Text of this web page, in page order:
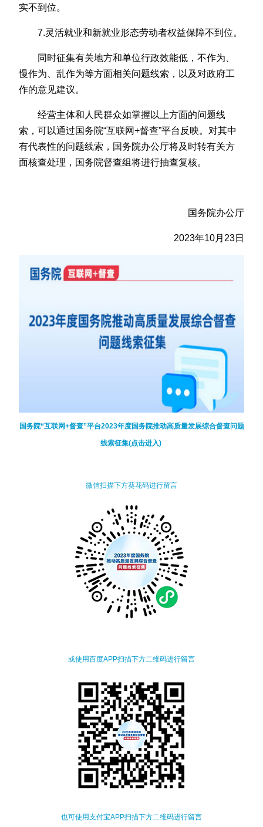
实不到位。
7.灵活就业和新就业形态劳动者权益保障不到位。
同时征集有关地方和单位行政效能低，不作为、
慢作为、乱作为等方面相关问题线索，以及对政府工
作的意见建议。
经营主体和人民群众如掌握以上方面的问题线
索，可以通过国务院“互联网+督查”平台反映。对其中
有代表性的问题线索，国务院办公厅将及时转有关方
面核查处理，国务院督查组将进行抽查复核。
国务院办公厅
2023年10月23日
国务院“互联网+督查”平台2023年度国务院推动高质量发展综合督查问题
线索征集(点击进入)
微信扫描下方葵花码进行留言
或使用百度APP扫描下方二维码进行留言
也可使用支付宝APP扫描下方二维码进行留言